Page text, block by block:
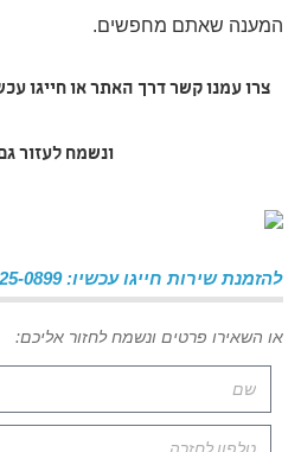
המענה שאתם מחפשים.
צרו עמנו קשר דרך האתר או חייגו עכשיו
ונשמח לעזור
להזמנת שירות חייגו עכשיו: 055-925-0899
או השאירו פרטים ונשמח לחזור אליכם: